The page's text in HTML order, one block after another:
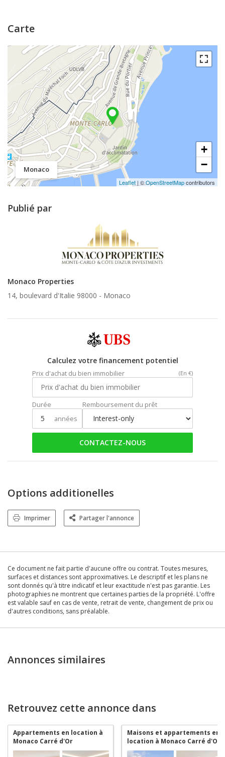
Carte
Monaco
+
−
Leaflet | ©OpenStreetMapcontributors
Publié par
Monaco Properties
14, boulevard d'Italie 98000 - Monaco
Calculez votre financement potentiel
Prix d'achat du bien immobilier (En €)
Durée
années
Remboursement du prêt
CONTACTEZ-NOUS
Options additionelles
Imprimer Partager l'annonce
Ce document ne fait partie d'aucune offre ou contrat. Toutes mesures,
surfaces et distances sont approximatives. Le descriptif et les plans ne
sont donnés qu'à titre indicatif et leur exactitude n'est pas garantie. Les
photographies ne montrent que certaines parties de la propriété. L'offre
est valable sauf en cas de vente, retrait de vente, changement de prix ou
d'autres conditions, sans préalable.
Annonces similaires
Retrouvez cette annonce dans
Appartements en location à
Monaco Carré d'Or
Maisons et appartements en
location à Monaco Carré d'Or